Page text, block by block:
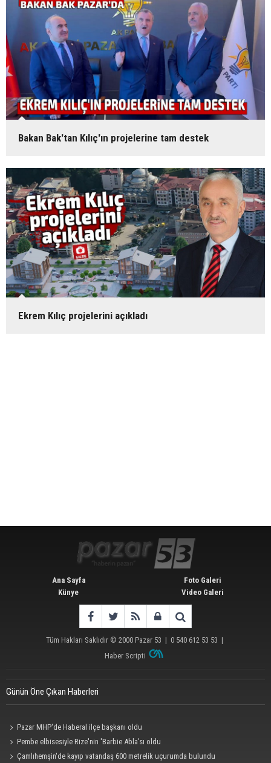
Bakan Bak'tan Kılıç'ın projelerine tam destek
Ekrem Kılıç projelerini açıkladı
Ana Sayfa
Künye
Foto Galeri
Video Galeri
Tüm Hakları Saklıdır © 2000 Pazar 53 | 0 540 612 53 53 |
Haber Scripti
Günün Öne Çıkan Haberleri
Pazar MHP'de Haberal ilçe başkanı oldu
Pembe elbisesiyle Rize'nin 'Barbie Abla'sı oldu
Çamlıhemşin'de kayıp vatandaş 600 metrelik uçurumda bulundu